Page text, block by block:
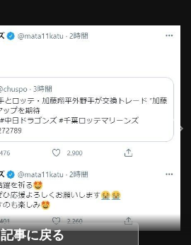
記事に戻る